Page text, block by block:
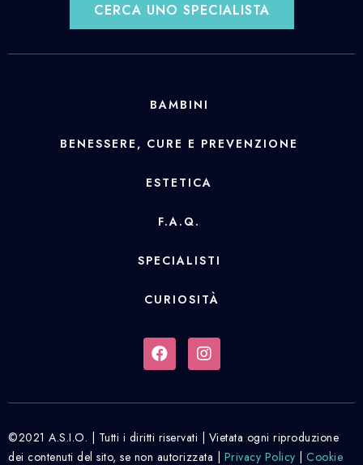
CERCA UNO SPECIALISTA
BAMBINI
BENESSERE, CURE E PREVENZIONE
ESTETICA
F.A.Q.
SPECIALISTI
CURIOSITÀ
©2021 A.S.I.O. | Tutti i diritti riservati | Vietata ogni riproduzione
dei contenuti del sito, se non autorizzata | Privacy Policy Cookie